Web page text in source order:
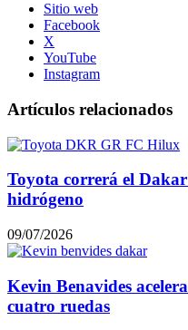
Sitio web
Facebook
X
YouTube
Instagram
Artículos relacionados
Toyota correrá el
hidrógeno
09/07/2026
Kevin Benavides
cuatro ruedas